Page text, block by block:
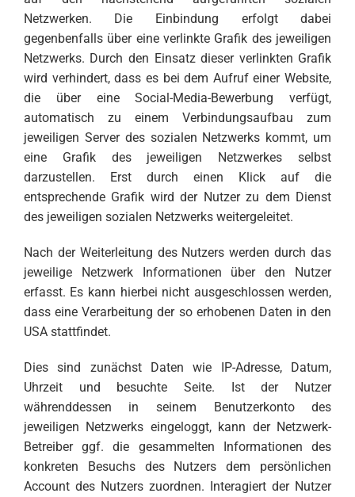
Netzwerken. Die Einbindung erfolgt dabei
gegenbenfalls über eine verlinkte Grafik des jeweiligen
Netzwerks. Durch den Einsatz dieser verlinkten Grafik
wird verhindert, dass es bei dem Aufruf einer Website,
die über eine Social-Media-Bewerbung verfügt,
automatisch zu einem Verbindungsaufbau zum
jeweiligen Server des sozialen Netzwerks kommt, um
eine Grafik des jeweiligen Netzwerkes selbst
darzustellen. Erst durch einen Klick auf die
entsprechende Grafik wird der Nutzer zu dem Dienst
des jeweiligen sozialen Netzwerks weitergeleitet.
Nach der Weiterleitung des Nutzers werden durch das
jeweilige Netzwerk Informationen über den Nutzer
erfasst. Es kann hierbei nicht ausgeschlossen werden,
dass eine Verarbeitung der so erhobenen Daten in den
USA stattfindet.
Dies sind zunächst Daten wie IP-Adresse, Datum,
Uhrzeit und besuchte Seite. Ist der Nutzer
währenddessen in seinem Benutzerkonto des
jeweiligen Netzwerks eingeloggt, kann der Netzwerk-
Betreiber ggf. die gesammelten Informationen des
konkreten Besuchs des Nutzers dem persönlichen
Account des Nutzers zuordnen. Interagiert der Nutzer